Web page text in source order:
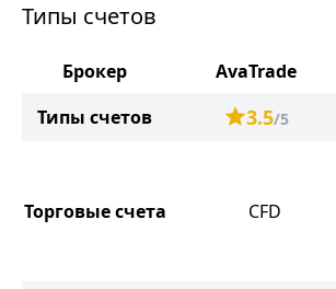
Типы счетов
Брокер AvaTrade
Типы счетов
3.5/5
Торговые счета CFD